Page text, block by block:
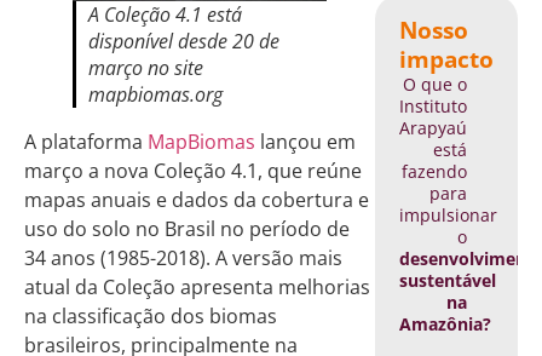
Nosso
impacto
O que o
Instituto
Arapyaú
está
fazendo
para
impulsionar
o
sustentável
na
Amazônia?
A Coleção 4.1 está
disponível desde 20 de
março no site
mapbiomas.org
A plataforma MapBiomas lançou em
março a nova Coleção 4.1, que reúne
mapas anuais e dados da cobertura e
uso do solo no Brasil no período de
34 anos (1985-2018). A versão mais
atual da Coleção apresenta melhorias
na classificação dos biomas
brasileiros, principalmente na